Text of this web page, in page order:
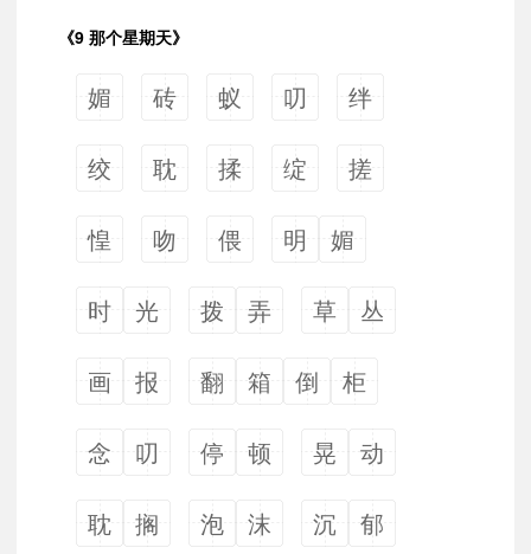
《9 那个星期天》
媚 砖 蚁 叨 绊
绞 耽 揉 绽 搓
惶 吻 偎 明 媚
时 光 拨 弄 草 丛
画 报 翻 箱 倒 柜
念 叨 停 顿 晃 动
耽 搁 泡 沫 沉 郁